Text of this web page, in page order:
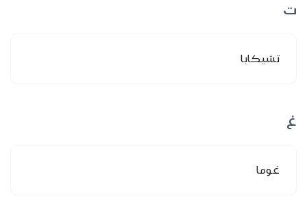
ت
تشيكابا
غ
غوما